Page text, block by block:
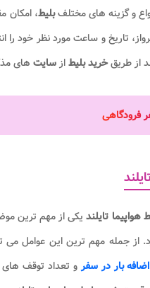
و گزینه های مختلفبلیط، امکان
تاریخ و ساعت مورد نظر خود را
از طریقخرید بلیطازسایت های
فرودگاهی​
تایلند یکی از مهم ترین
از جمله مهم ترین این عوامل
اضافه بار در سفرو تعداد توقف های